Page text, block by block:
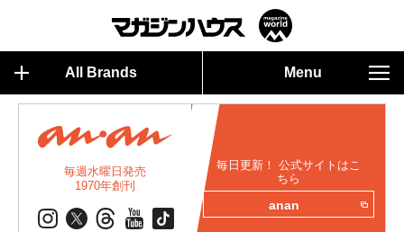
All Brands Menu
毎週水曜日発売
1970年創刊
毎日更新！ 公式サイトはこ
ちら
anan